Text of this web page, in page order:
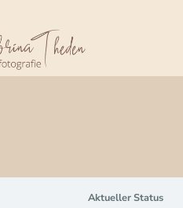
Aktueller Status